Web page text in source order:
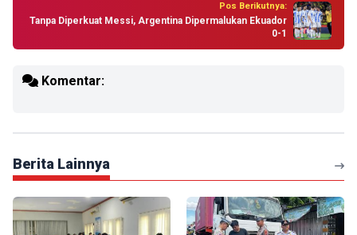
Pos Berikutnya:
Tanpa Diperkuat Messi, Argentina Dipermalukan Ekuador
0-1
Komentar:
Berita Lainnya